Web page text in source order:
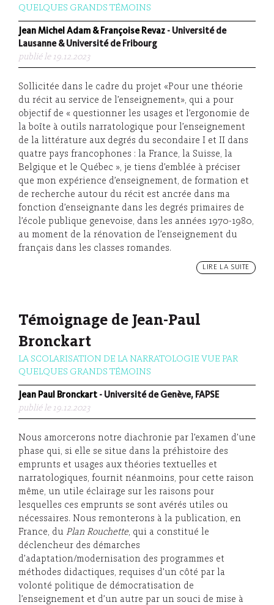
QUELQUES GRANDS TÉMOINS
Jean Michel Adam & Françoise Revaz - Université de
Lausanne & Université de Fribourg
publié le 19.12.2023
Sollicitée dans le cadre du projet «Pour une théorie
du récit au service de l’enseignement», qui a pour
objectif de « questionner les usages et l’ergonomie de
la boîte à outils narratologique pour l’enseignement
de la littérature aux degrés du secondaire I et II dans
quatre pays francophones : la France, la Suisse, la
Belgique et le Québec », je tiens d’emblée à préciser
que mon expérience d’enseignement, de formation et
de recherche autour du récit est ancrée dans ma
fonction d’enseignante dans les degrés primaires de
l’école publique genevoise, dans les années 1970-1980,
au moment de la rénovation de l’enseignement du
français dans les classes romandes.
LIRE LA SUITE
Témoignage de Jean-Paul
Bronckart
LA SCOLARISATION DE LA NARRATOLOGIE VUE PAR
QUELQUES GRANDS TÉMOINS
Jean Paul Bronckart - Université de Genève, FAPSE
publié le 19.12.2023
Nous amorcerons notre diachronie par l’examen d’une
phase qui, si elle se situe dans la préhistoire des
emprunts et usages aux théories textuelles et
narratologiques, fournit néanmoins, pour cette raison
même, un utile éclairage sur les raisons pour
lesquelles ces emprunts se sont avérés utiles ou
nécessaires. Nous remonterons à la publication, en
France, du Plan Rouchette, qui a constitué le
déclencheur des démarches
d’adaptation/modernisation des programmes et
méthodes didactiques, requises d’un côté par la
volonté politique de démocratisation de
l’enseignement et d’un autre par un souci de mise à